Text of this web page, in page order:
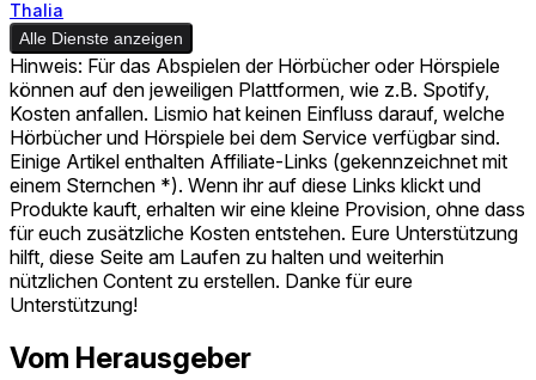
Thalia
Alle Dienste anzeigen
Hinweis: Für das Abspielen der Hörbücher oder Hörspiele
können auf den jeweiligen Plattformen, wie z.B. Spotify,
Kosten anfallen. Lismio hat keinen Einfluss darauf, welche
Hörbücher und Hörspiele bei dem Service verfügbar sind.
Einige Artikel enthalten Affiliate-Links (gekennzeichnet mit
einem Sternchen *). Wenn ihr auf diese Links klickt und
Produkte kauft, erhalten wir eine kleine Provision, ohne dass
für euch zusätzliche Kosten entstehen. Eure Unterstützung
hilft, diese Seite am Laufen zu halten und weiterhin
nützlichen Content zu erstellen. Danke für eure
Unterstützung!
Vom Herausgeber